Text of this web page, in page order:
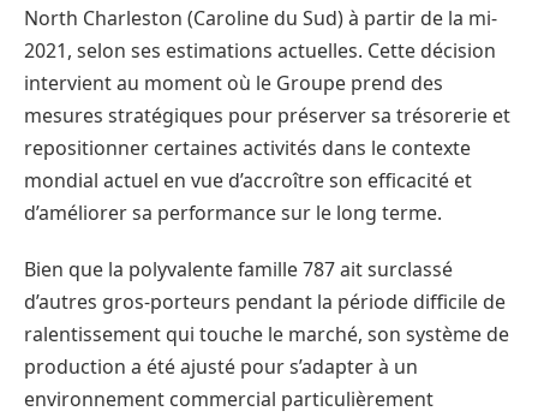
North Charleston (Caroline du Sud) à partir de la mi-
2021, selon ses estimations actuelles. Cette décision
intervient au moment où le Groupe prend des
mesures stratégiques pour préserver sa trésorerie et
repositionner certaines activités dans le contexte
mondial actuel en vue d’accroître son efficacité et
d’améliorer sa performance sur le long terme.
Bien que la polyvalente famille 787 ait surclassé
d’autres gros-porteurs pendant la période difficile de
ralentissement qui touche le marché, son système de
production a été ajusté pour s’adapter à un
environnement commercial particulièrement